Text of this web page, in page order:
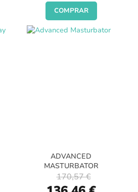
COMPRAR
ADVANCED
MASTURBATOR
Special
170,57 €